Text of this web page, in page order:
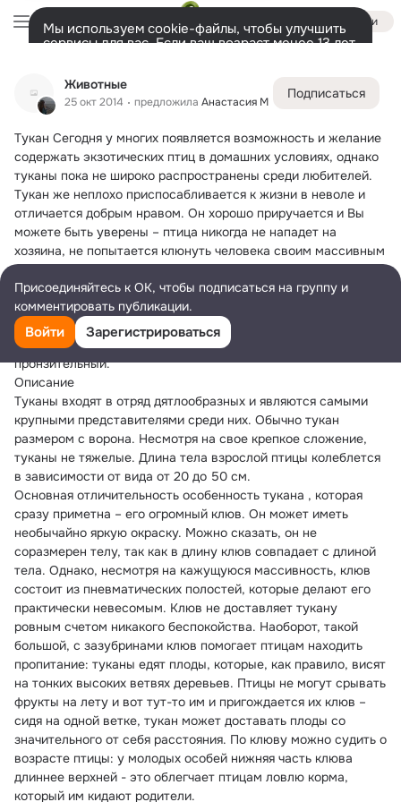
Животные
25 окт 2014 предложила Анастасия М
Подписаться
Тукан Сегодня у многих появляется возможность и желание
содержать экзотических птиц в домашних условиях, однако
туканы пока не широко распространены среди любителей.
Тукан же неплохо приспосабливается к жизни в неволе и
отличается добрым нравом. Он хорошо приручается и Вы
можете быть уверены – птица никогда не нападет на
хозяина, не попытается клюнуть человека своим массивным
клювом. По характеру туканы подобны какаду.
Туканы при должном уходе могут радовать своих хозяев до
50 лет. По одной из версий название свое тукан получил
благодаря тому, что издает звуки, напоминающие по
звучанию это слово. Голос у туканов громкий и
пронзительный.
Описание
Туканы входят в отряд дятлообразных и являются самыми
крупными представителями среди них. Обычно тукан
размером с ворона. Несмотря на свое крепкое сложение,
туканы не тяжелые. Длина тела взрослой птицы колеблется
в зависимости от вида от 20 до 50 см.
Основная отличительность особенность тукана , которая
сразу приметна – его огромный клюв. Он может иметь
необычайно яркую окраску. Можно сказать, он не
соразмерен телу, так как в длину клюв совпадает с длиной
тела. Однако, несмотря на кажущуюся массивность, клюв
состоит из пневматических полостей, которые делают его
практически невесомым. Клюв не доставляет тукану
ровным счетом никакого беспокойства. Наоборот, такой
большой, с зазубринами клюв помогает птицам находить
пропитание: туканы едят плоды, которые, как правило, висят
на тонких высоких ветвях деревьев. Птицы не могут срывать
фрукты на лету и вот тут-то им и пригождается их клюв –
сидя на одной ветке, тукан может доставать плоды со
значительного от себя расстояния. По клюву можно судить о
возрасте птицы: у молодых особей нижняя часть клюва
длиннее верхней - это облегчает птицам ловлю корма,
который им кидают родители.
Войти
Мы используем cookie-файлы, чтобы улучшить
сервисы для вас. Если ваш возраст менее 13 лет,
Разрешить все Настроить
Лента Участники 402 Темы 516 Фото 1.4K Ещё
Дополнительная
колонка
Всё516
Присоединяйтесь к ОК, чтобы подписаться на группу и
комментировать публикации.
Войти Зарегистрироваться